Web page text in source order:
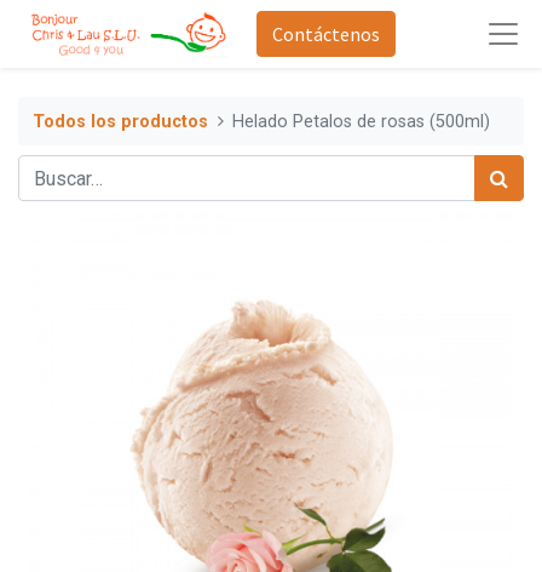
Contáctenos
Todos los productos Helado Petalos de rosas (500ml)